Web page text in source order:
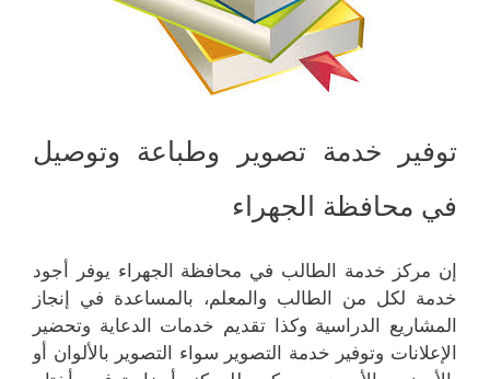
توفير خدمة تصوير وطباعة وتوصيل
في محافظة الجهراء
إن مركز خدمة الطالب في محافظة الجهراء يوفر أجود
خدمة لكل من الطالب والمعلم، بالمساعدة في إنجاز
المشاريع الدراسية وكذا تقديم خدمات الدعاية وتحضير
الإعلانات وتوفير خدمة التصوير سواء التصوير بالألوان أو